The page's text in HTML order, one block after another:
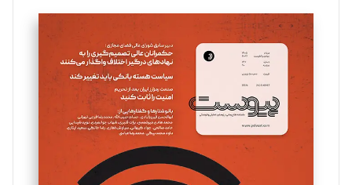
تحریریه
سروش کرمیان
تحریریه
مینا پاکدل